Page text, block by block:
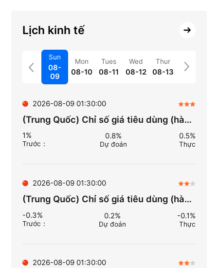
Lịch kinh tế
Sun
08-
09
Mon
08-10
Tues
08-11
Wed
08-12
Thur
08-13
2026-08-09 01:30:00
(Trung Quốc) Chỉ số giá tiêu dùng (hàng năm) (Thg 7)
1%
Trước ：
0.8%
Dự đoán
0.5%
Thực
2026-08-09 01:30:00
(Trung Quốc) Chỉ số giá tiêu dùng (hàng tháng) (Thg 7)
-0.3%
Trước ：
0.2%
Dự đoán
-0.1%
Thực
2026-08-09 01:30:00